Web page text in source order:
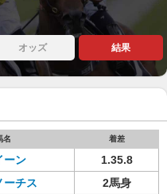
オッズ 結果
名 着差
ーン
1.35.8
ーチス
2馬身